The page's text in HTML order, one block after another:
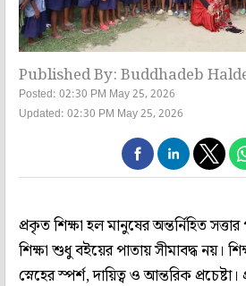
Published By: Buddhadeb
Posted: 02:30 PM May 25, 2026
Updated: 02:30 PM May 25, 2026
প্রকৃত শিক্ষা হল মানুষের অন্তর্নিহিত
শিক্ষা শুধু বইয়ের পাতায় সীমাবদ্ধ নয়।
স্নেহের স্পর্শ, দায়িত্ব ও আন্তরিক প্রচেষ্টা।